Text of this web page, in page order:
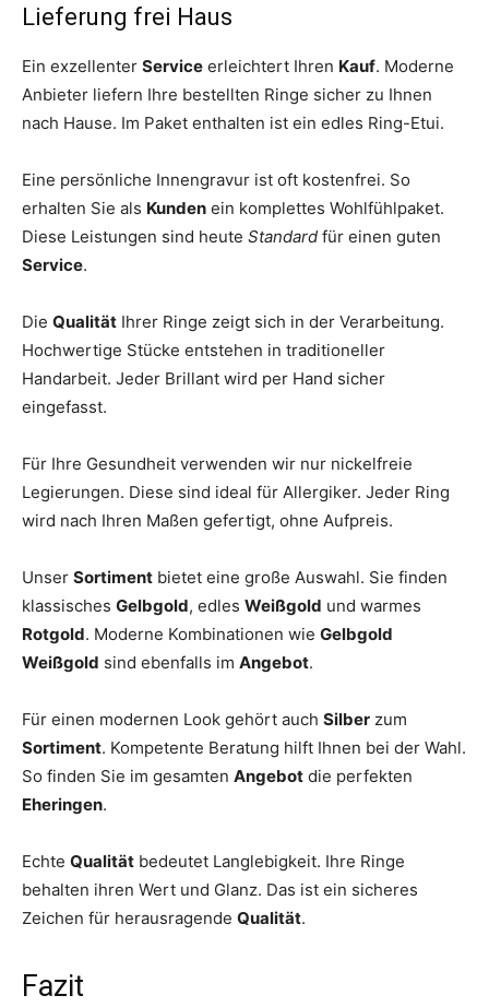
Lieferung frei Haus
Ein exzellenter Service erleichtert Ihren Kauf. Moderne
Anbieter liefern Ihre bestellten Ringe sicher zu Ihnen
nach Hause. Im Paket enthalten ist ein edles Ring-Etui.
Eine persönliche Innengravur ist oft kostenfrei. So
erhalten Sie als Kunden ein komplettes Wohlfühlpaket.
Diese Leistungen sind heute Standard für einen guten
Service.
Die Qualität Ihrer Ringe zeigt sich in der Verarbeitung.
Hochwertige Stücke entstehen in traditioneller
Handarbeit. Jeder Brillant wird per Hand sicher
eingefasst.
Für Ihre Gesundheit verwenden wir nur nickelfreie
Legierungen. Diese sind ideal für Allergiker. Jeder Ring
wird nach Ihren Maßen gefertigt, ohne Aufpreis.
Unser Sortiment bietet eine große Auswahl. Sie finden
klassisches Gelbgold, edles Weißgold und warmes
Rotgold. Moderne Kombinationen wie Gelbgold
Weißgold sind ebenfalls im Angebot.
Für einen modernen Look gehört auch Silber zum
Sortiment. Kompetente Beratung hilft Ihnen bei der Wahl.
So finden Sie im gesamten Angebot die perfekten
Eheringen.
Echte Qualität bedeutet Langlebigkeit. Ihre Ringe
behalten ihren Wert und Glanz. Das ist ein sicheres
Zeichen für herausragende Qualität.
Fazit